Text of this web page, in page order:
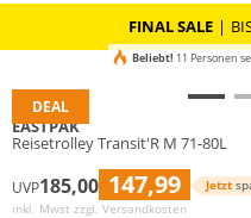
FINAL SALE |
DEAL
Beliebt! 11 Personen
EASTPAK
Reisetrolley Transit'R M 71-80L
UVP185,00 147,99 Jetzt
inkl. Mwst zzgl. Versandkosten